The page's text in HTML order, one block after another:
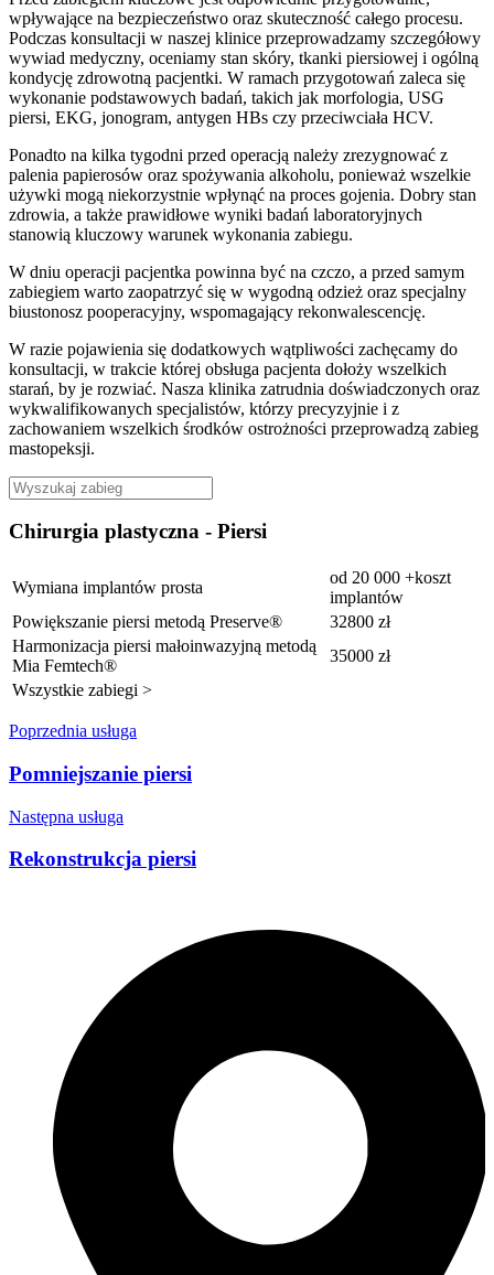
wpływające na bezpieczeństwo oraz skuteczność całego procesu.
Podczas konsultacji w naszej klinice przeprowadzamy szczegółowy
wywiad medyczny, oceniamy stan skóry, tkanki piersiowej i ogólną
kondycję zdrowotną pacjentki. W ramach przygotowań zaleca się
wykonanie podstawowych badań, takich jak morfologia, USG
piersi, EKG, jonogram, antygen HBs czy przeciwciała HCV.
Ponadto na kilka tygodni przed operacją należy zrezygnować z
palenia papierosów oraz spożywania alkoholu, ponieważ wszelkie
używki mogą niekorzystnie wpłynąć na proces gojenia. Dobry stan
zdrowia, a także prawidłowe wyniki badań laboratoryjnych
stanowią kluczowy warunek wykonania zabiegu.
W dniu operacji pacjentka powinna być na czczo, a przed samym
zabiegiem warto zaopatrzyć się w wygodną odzież oraz specjalny
biustonosz pooperacyjny, wspomagający rekonwalescencję.
W razie pojawienia się dodatkowych wątpliwości zachęcamy do
konsultacji, w trakcie której obsługa pacjenta dołoży wszelkich
starań, by je rozwiać. Nasza klinika zatrudnia doświadczonych oraz
wykwalifikowanych specjalistów, którzy precyzyjnie i z
zachowaniem wszelkich środków ostrożności przeprowadzą zabieg
mastopeksji.
Chirurgia plastyczna - Piersi
Wymiana implantów prosta
od 20 000 +koszt
implantów
Powiększanie piersi metodą Preserve®
32800 zł
Harmonizacja piersi małoinwazyjną metodą
Mia Femtech®
35000 zł
Wszystkie zabiegi >
Poprzednia usługa
Pomniejszanie piersi
Następna usługa
Rekonstrukcja piersi